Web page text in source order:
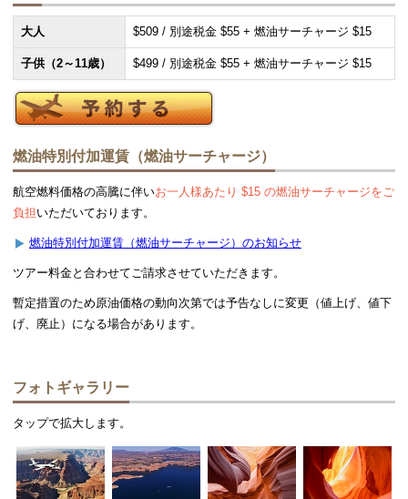
大人 $509 / 別途税金 $55 + 燃油サーチャージ $15
子供（2～11歳） $499 / 別途税金 $55 + 燃油サーチャージ $15
燃油特別付加運賃（燃油サーチャージ）
航空燃料価格の高騰に伴いお一人様あたり $15 の燃油サーチャージをご
負担いただいております。
燃油特別付加運賃（燃油サーチャージ）のお知らせ
ツアー料金と合わせてご請求させていただきます。
暫定措置のため原油価格の動向次第では予告なしに変更（値上げ、値下
げ、廃止）になる場合があります。
フォトギャラリー
タップで拡大します。